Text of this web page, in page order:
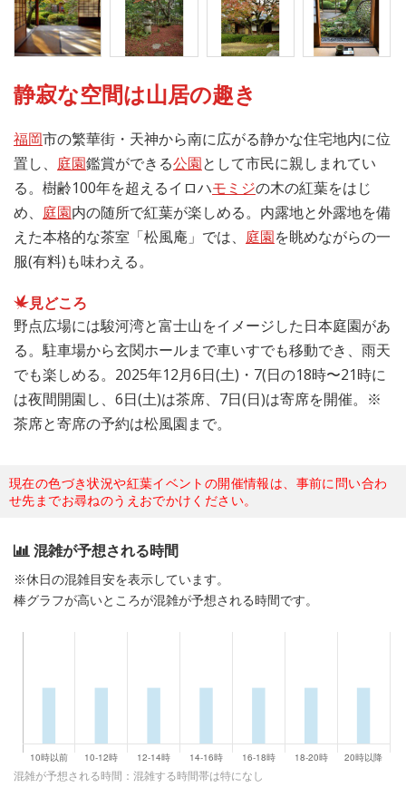
静寂な空間は山居の趣き
福岡市の繁華街・天神から南に広がる静かな住宅地内に位
置し、 庭園鑑賞ができる公園として市民に親しまれてい
る。樹齢100年を超えるイロハモミジの木の紅葉をはじ
め、 庭園内の随所で紅葉が楽しめる。内露地と外露地を備
えた本格的な茶室「松風庵」では、 庭園を眺めながらの一
服(有料)も味わえる。
見どころ
野点広場には駿河湾と富士山をイメージした日本庭園があ
る。駐車場から玄関ホールまで車いすでも移動でき、雨天
でも楽しめる。2025年12月6日(土)・7(日の18時〜21時に
は夜間開園し、6日(土)は茶席、7日(日)は寄席を開催。※
茶席と寄席の予約は松風園まで。
現在の色づき状況や紅葉イベントの開催情報は、事前に問い合わ
せ先までお尋ねのうえおでかけください。
混雑が予想される時間
※休日の混雑目安を表示しています。
棒グラフが高いところが混雑が予想される時間です。
混雑が予想される時間：混雑する時間帯は特になし